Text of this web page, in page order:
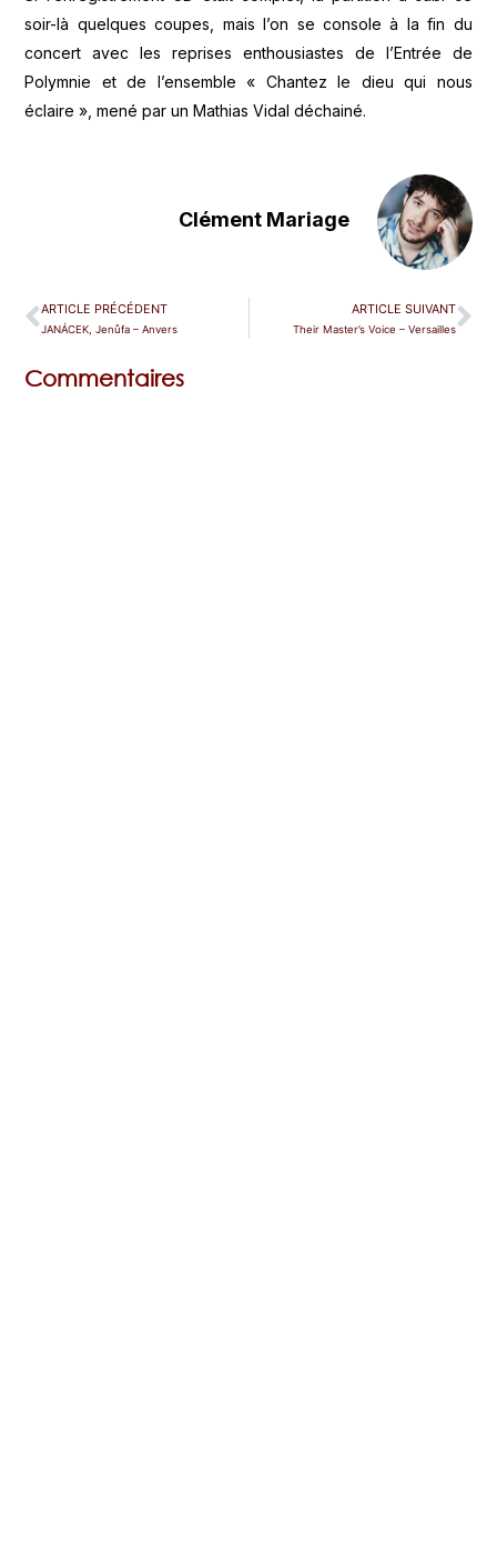
soir-là quelques coupes, mais l’on se console à la fin du
concert avec les reprises enthousiastes de l’Entrée de
Polymnie et de l’ensemble « Chantez le dieu qui nous
éclaire », mené par un Mathias Vidal déchainé.
Clément Mariage
ARTICLE PRÉCÉDENT
JANÁCEK, Jenůfa – Anvers
ARTICLE SUIVANT
Their Master’s Voice – Versailles
Commentaires